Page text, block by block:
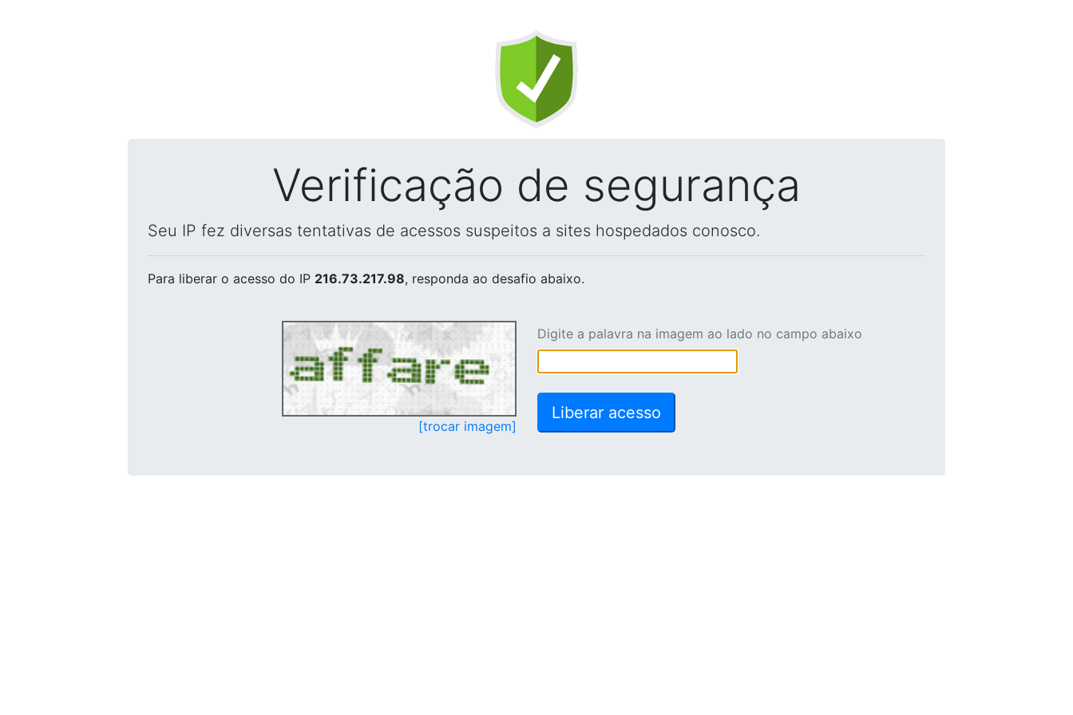
Verificação de segurança
Seu IP fez diversas tentativas de acessos suspeitos a sites hospedados conosco.
Para liberar o acesso do IP 216.73.217.98, responda ao desafio abaixo.
[trocar imagem]
Digite a palavra na imagem ao lado no campo abaixo